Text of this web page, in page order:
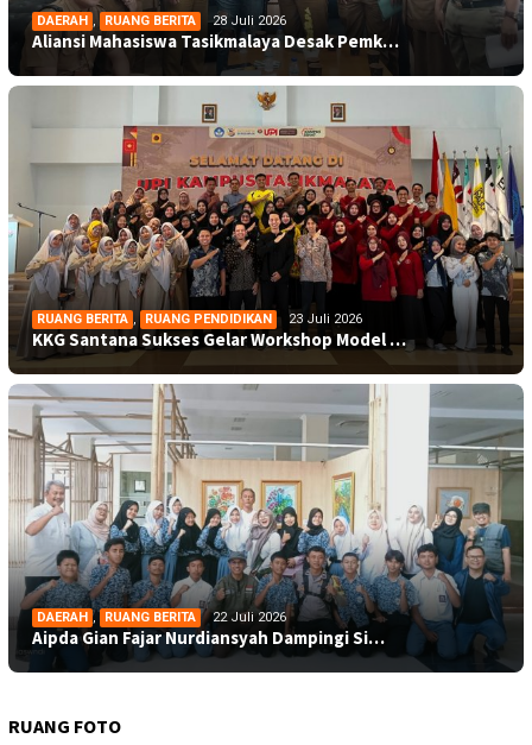
DAERAH , RUANG BERITA 28 Juli 2026
Aliansi Mahasiswa Tasikmalaya Desak Pemk…
RUANG BERITA , RUANG PENDIDIKAN 23 Juli 2026
KKG Santana Sukses Gelar Workshop Model …
DAERAH , RUANG BERITA 22 Juli 2026
Aipda Gian Fajar Nurdiansyah Dampingi Si…
RUANG FOTO